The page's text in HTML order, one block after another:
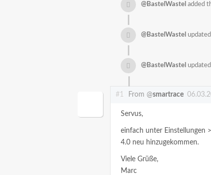
@BastelWastel added
@BastelWastel
@BastelWastel
#1 From @smartrace
Servus,
einfach unter Einstellungen
4.0 neu hinzugekommen.
Viele Grüße,
Marc